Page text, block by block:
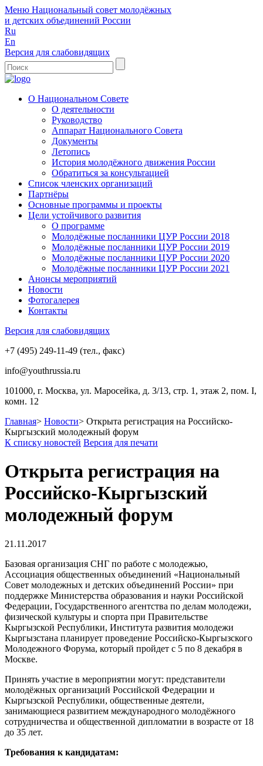
Меню Национальный совет молодёжных
и детских объединений России
Ru
En
Версия для слабовидящих
О Национальном Совете
О деятельности
Руководство
Аппарат Национального Совета
Документы
Летопись
История молодёжного движения России
Обратиться за консультацией
Список членских организаций
Партнёры
Основные программы и проекты
Цели устойчивого развития
О программе
Молодёжные посланники ЦУР России 2018
Молодёжные посланники ЦУР России 2019
Молодёжные посланники ЦУР России 2020
Молодёжные посланники ЦУР России 2021
Анонсы мероприятий
Новости
Фотогалерея
Контакты
Версия для слабовидящих
+7 (495) 249-11-49 (тел., факс)
info@youthrussia.ru
101000, г. Москва, ул. Маросейка, д. 3/13, стр. 1, этаж 2, пом. I,
комн. 12
Главная> Новости> Открыта регистрация на Российско-
Кыргызский молодежный форум
К списку новостей Версия для печати
Открыта регистрация на
Российско-Кыргызский
молодежный форум
21.11.2017
Базовая организация СНГ по работе с молодежью,
Ассоциация общественных объединений «Национальный
Совет молодежных и детских объединений России» при
поддержке Министерства образования и науки Российской
Федерации, Государственного агентства по делам молодежи,
физической культуры и спорта при Правительстве
Кыргызской Республики, Института развития молодежи
Кыргызстана планирует проведение Российско-Кыргызского
Молодежного Форума, который пройдет с 5 по 8 декабря в
Москве.
Принять участие в мероприятии могут: представители
молодёжных организаций Российской Федерации и
Кыргызской Республики, общественные деятели,
занимающиеся развитием международного молодёжного
сотрудничества и общественной дипломатии в возрасте от 18
до 35 лет.
Требования к кандидатам: